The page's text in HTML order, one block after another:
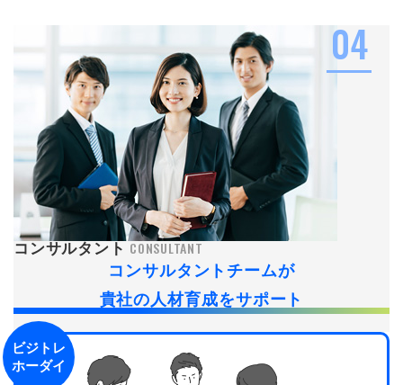
04
コンサルタント CONSULTANT
コンサルタントチームが
貴社の人材育成をサポート
ビジトレ
ホーダイ